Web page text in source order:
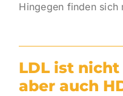
Hingegen finden sich
LDL ist
aber auch